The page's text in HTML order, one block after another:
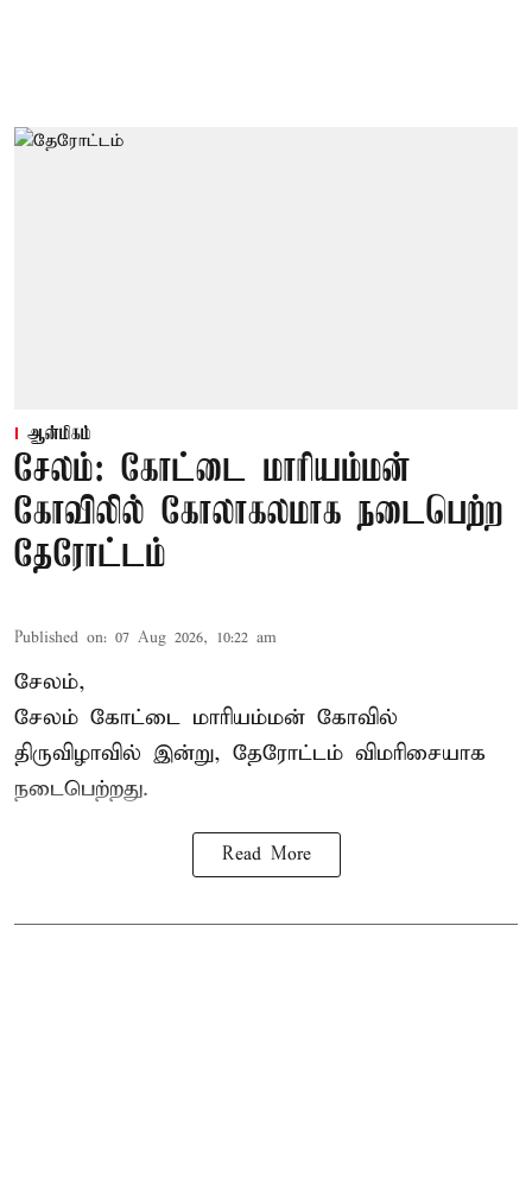
ஆன்மிகம்
சேலம்: கோட்டை மாரியம்மன்
கோவிலில் கோலாகலமாக நடைபெற்ற
தேரோட்டம்
Published on: 07 Aug 2026, 10:22 am
சேலம்,
சேலம் கோட்டை மாரியம்மன் கோவில்
திருவிழாவில் இன்று, தேரோட்டம் விமரிசையாக
நடைபெற்றது.
Read More